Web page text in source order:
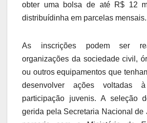
obter uma bolsa de até R$ 12
distribuídinha em parcelas mensais.
As inscrições podem ser
organizações da sociedade civil,
ou outros equipamentos que
desenvolver ações voltadas
participação juvenis. A seleção
gerida pela Secretaria Nacional de